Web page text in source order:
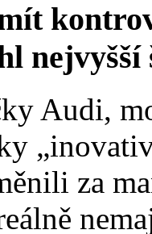
nejvyšší
Audi,
za